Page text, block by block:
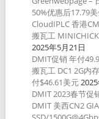
50%优惠后17.79
CloudIPLC 香港
搬瓦工
2025年5月21日
DMIT促销 年付
搬瓦工 DC1 2G内
付$46.61美元
DMIT 2023春节促
DMIT 美西CN2